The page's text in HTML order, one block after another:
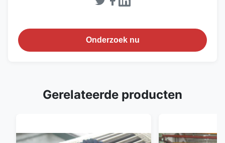
Onderzoek nu
Gerelateerde producten